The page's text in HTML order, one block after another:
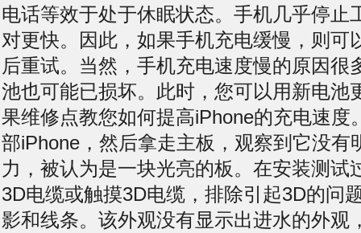
电话等效于处于休眠状态。手机几乎停止
对更快。因此，如果手机充电缓慢，则可
后重试。当然，手机充电速度慢的原因很
池也可能已损坏。此时，您可以用新电池
果维修点教您如何提高iPhone的充电速度
部iPhone，然后拿走主板，观察到它没有
力，被认为是一块光亮的板。在安装测试
3D电缆或触摸3D电缆，排除引起3D的问
影和线条。该外观没有显示出进水的外观